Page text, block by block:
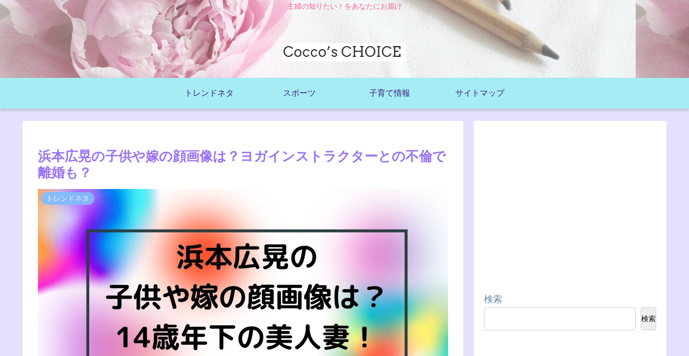
主婦の知りたい！をあなたにお届け
トレンドネタ スポーツ 子育て情報 サイトマップ
浜本広晃の子供や嫁の顔画像は？ヨガインストラクターとの不倫で
離婚も？
トレンドネタ
検索
検索